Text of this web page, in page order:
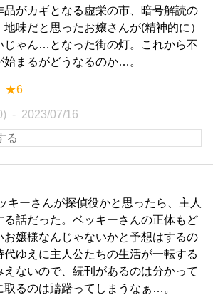
品がカギとなる虚栄の市、暗号解読の
味だと思ったお嬢さんが(精神的に）
じゃん…となった街の灯。これから不
始まるがどうなるのか…。
★6
2023/07/16
キーさんが探偵役かと思ったら、主人
る話だった。ベッキーさんの正体もど
お嬢様なんじゃないかと予想はするの
代ゆえに主人公たちの生活が一転する
えないので、続刊があるのは分かって
取るのは躊躇ってしまうなぁ…。